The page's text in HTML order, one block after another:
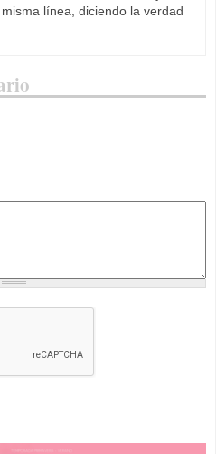
línea, diciendo la verdad